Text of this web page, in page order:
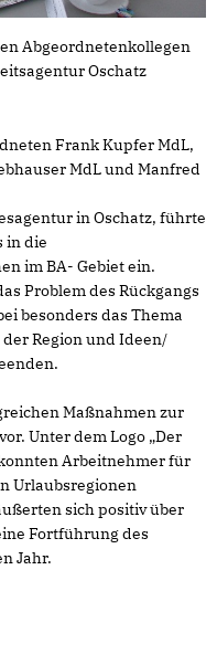
Abgeordnetenkollegen
Oschatz
Frank Kupfer MdL,
MdL und Manfred
in Oschatz, führte
in die
im BA- Gebiet ein.
Problem des Rückgangs
besonders das Thema
Region und Ideen/
Maßnahmen zur
Unter dem Logo „Der
Arbeitnehmer für
Urlaubsregionen
sich positiv über
Fortführung des
Jahr.